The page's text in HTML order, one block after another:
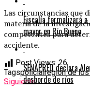
Las circunstancias que
materia de la
competentes para
accidente.
Post Views: 26
Tagspolicialregion de
Siguiente
Fiscalía formalizará
mayor en Río Bueno
SENAPRED declara
desborde de ríos